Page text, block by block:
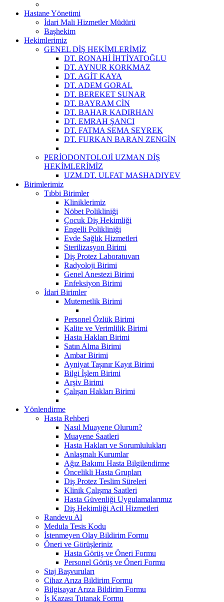
Hastane Yönetimi
İdari Mali Hizmetler Müdürü
Başhekim
Hekimlerimiz
GENEL DİŞ HEKİMLERİMİZ
DT. RONAHİ İHTİYATOĞLU
DT. AYNUR KORKMAZ
DT. AGİT KAYA
DT. ADEM GORAL
DT. BEREKET SUNAR
DT. BAYRAM CİN
DT. BAHAR KADIRHAN
DT. EMRAH ŞANCI
DT. FATMA SEMA SEYREK
DT. FURKAN BARAN ZENGİN
PERİODONTOLOJİ UZMAN DİŞ
HEKİMLERİMİZ
UZM.DT. ULFAT MASHADIYEV
Birimlerimiz
Tıbbi Birimler
Kliniklerimiz
Nöbet Polikliniği
Çocuk Diş Hekimliği
Engelli Polikliniği
Evde Sağlık Hizmetleri
Sterilizasyon Birimi
Diş Protez Laboratuvarı
Radyoloji Birimi
Genel Anestezi Birimi
Enfeksiyon Birimi
İdari Birimler
Mutemetlik Birimi
Personel Özlük Birimi
Kalite ve Verimlilik Birimi
Hasta Hakları Birimi
Satın Alma Birimi
Ambar Birimi
Ayniyat Taşınır Kayıt Birimi
Bilgi İşlem Birimi
Arşiv Birimi
Çalışan Hakları Birimi
Yönlendirme
Hasta Rehberi
Nasıl Muayene Olurum?
Muayene Saatleri
Hasta Hakları ve Sorumlulukları
Anlaşmalı Kurumlar
Ağız Bakımı Hasta Bilgilendirme
Öncelikli Hasta Grupları
Diş Protez Teslim Süreleri
Klinik Çalışma Saatleri
Hasta Güvenliği Uygulamalarımız
Diş Hekimliği Acil Hizmetleri
Randevu Al
Medula Tesis Kodu
İstenmeyen Olay Bildirim Formu
Öneri ve Görüşleriniz
Hasta Görüş ve Öneri Formu
Personel Görüş ve Öneri Formu
Staj Başvuruları
Cihaz Arıza Bildirim Formu
Bilgisayar Arıza Bildirim Formu
İş Kazası Tutanak Formu